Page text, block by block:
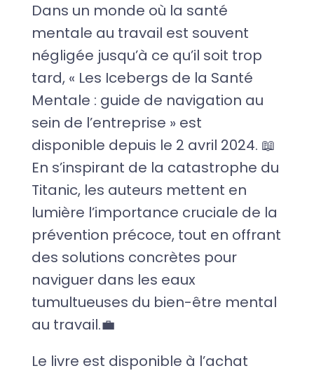
Dans un monde où la santé
mentale au travail est souvent
négligée jusqu’à ce qu’il soit trop
tard, « Les Icebergs de la Santé
Mentale : guide de navigation au
sein de l’entreprise » est
disponible depuis le 2 avril 2024. 📖
En s’inspirant de la catastrophe du
Titanic, les auteurs mettent en
lumière l’importance cruciale de la
prévention précoce, tout en offrant
des solutions concrètes pour
naviguer dans les eaux
tumultueuses du bien-être mental
au travail.💼
Le livre est disponible à l’achat